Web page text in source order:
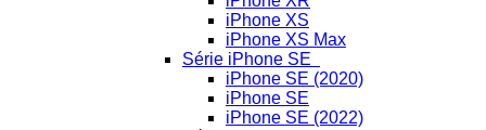
iPhone XS
iPhone XS Max
Série iPhone SE
iPhone SE (2020)
iPhone SE
iPhone SE (2022)